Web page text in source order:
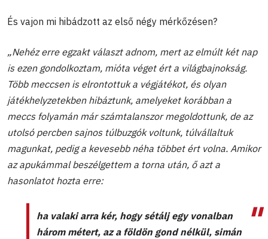
És vajon mi hibádzott az első négy mérkőzésen?
„Nehéz erre egzakt választ adnom, mert az elmúlt két nap
is ezen gondolkoztam, mióta véget ért a világbajnokság.
Több meccsen is elrontottuk a végjátékot, és olyan
játékhelyzetekben hibáztunk, amelyeket korábban a
meccs folyamán már számtalanszor megoldottunk, de az
utolsó percben sajnos túlbuzgók voltunk, túlvállaltuk
magunkat, pedig a kevesebb néha többet ért volna. Amikor
az apukámmal beszélgettem a torna után, ő azt a
hasonlatot hozta erre:
ha valaki arra kér, hogy sétálj egy vonalban
három métert, az a földön gond nélkül, simán